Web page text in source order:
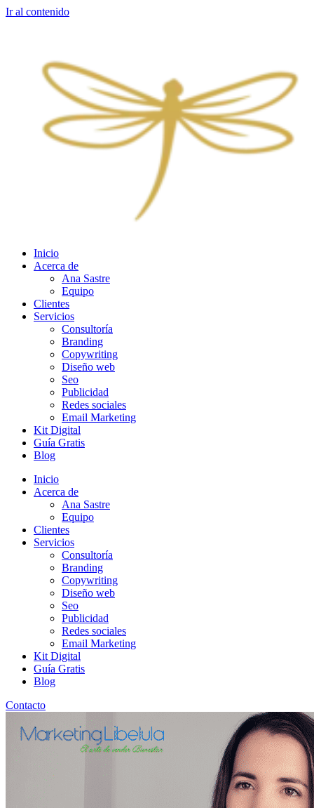
Ir al contenido
Inicio
Acerca de
Ana Sastre
Equipo
Clientes
Servicios
Consultoría
Branding
Copywriting
Diseño web
Seo
Publicidad
Redes sociales
Email Marketing
Kit Digital
Guía Gratis
Blog
Inicio
Acerca de
Ana Sastre
Equipo
Clientes
Servicios
Consultoría
Branding
Copywriting
Diseño web
Seo
Publicidad
Redes sociales
Email Marketing
Kit Digital
Guía Gratis
Blog
Contacto